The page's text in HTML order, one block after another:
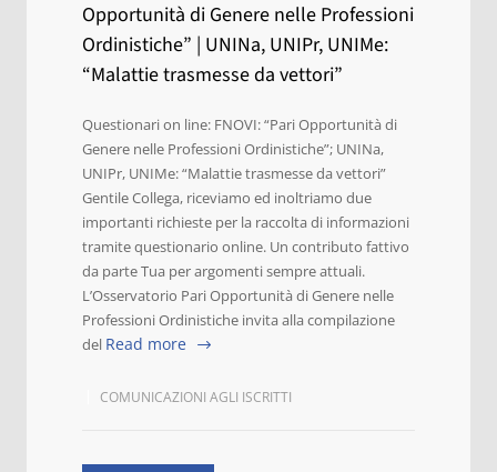
Opportunità di Genere nelle Professioni
Ordinistiche” | UNINa, UNIPr, UNIMe:
“Malattie trasmesse da vettori”
Questionari on line: FNOVI: “Pari Opportunità di
Genere nelle Professioni Ordinistiche”; UNINa,
UNIPr, UNIMe: “Malattie trasmesse da vettori”
Gentile Collega, riceviamo ed inoltriamo due
importanti richieste per la raccolta di informazioni
tramite questionario online. Un contributo fattivo
da parte Tua per argomenti sempre attuali.
L’Osservatorio Pari Opportunità di Genere nelle
Professioni Ordinistiche invita alla compilazione
del Read more
COMUNICAZIONI AGLI ISCRITTI